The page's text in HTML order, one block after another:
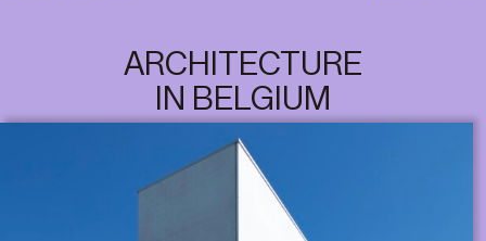
ARCHITECTURE
IN BELGIUM